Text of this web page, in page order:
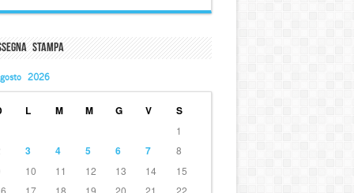
Stampa
2026
L M M G V S
1
3 4 5 6 7
8
10 11 12 13 14
15
17 18 19 20 21 22